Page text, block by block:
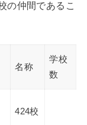
の仲間であるこ
名称
学校
数
424校